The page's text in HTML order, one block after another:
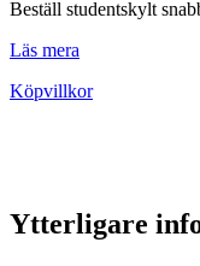
Beställ studentskylt
Läs mera
Köpvillkor
Ytterligare